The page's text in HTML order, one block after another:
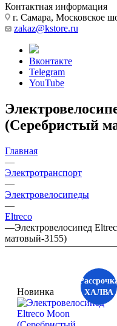
Контактная информация
г. Самара, Московское
zakaz@kstore.ru
Вконтакте
Telegram
YouTube
(Серебристый
Главная
—
Электротранспорт
—
Электровелосипеды
—
Eltreco
—Электровелосипед
матовый-3155)
Рассрочка
ХАЛВА
Новинка